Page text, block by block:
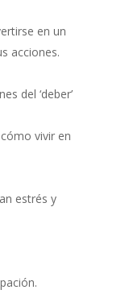
en un
acciones.
del ‘deber’
vivir en
estrés y